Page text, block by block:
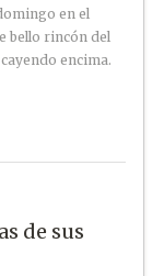
en el
bello rincón del
encima.
de sus